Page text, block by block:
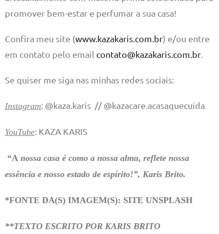
promover bem-estar e perfumar a sua casa!
Confira meu site (www.kazakaris.com.br) e/ou entre
em contato pelo email contato@kazakaris.com.br
Se quiser me siga nas minhas redes sociais:
Instagram: @kaza.karis // @kazacare.acasaquecuida
YouTube: KAZA KARIS
“A nossa casa é como a nossa alma, reflete nossa
essência e nosso estado de espírito!”, Karis Brito.
*FONTE DA(S) IMAGEM(S): SITE UNSPLASH
**TEXTO ESCRITO POR KARIS BRITO